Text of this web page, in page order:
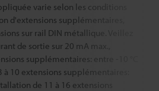
varie selon les conditions
d'extensions supplémentaires,
sur rail DIN métallique. Veillez
de sortie sur 20 mA max.,
supplémentaires: entre -10 °C
10 extensions supplémentaires:
de 11 à 16 extensions